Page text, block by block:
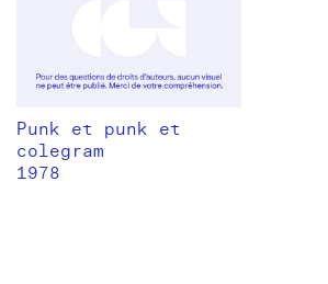
Punk et punk et
colegram
1978